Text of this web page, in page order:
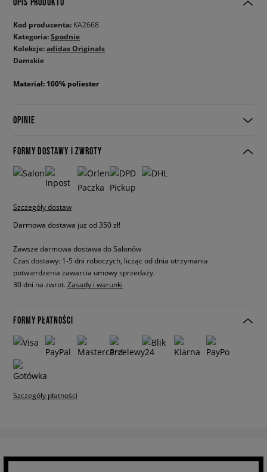
Kod producenta: KA2668
Kategoria:Spodnie
Kolekcje:adidas Originals
Damskie
Materiał: 100% poliester
OPINIE
FORMY DOSTAWY I ZWROTY
Szczegóły dostaw
Darmowa dostawa już od 350 zł!
Zawsze darmowa dostawa do Salonów
Czas dostawy: 1-5 dni roboczych, licząc od dnia otrzymania
potwierdzenia zawarcia umowy sprzedaży.
30 dni na zwrot. Zasady i warunki
FORMY PŁATNOŚCI
Szczegóły płatności